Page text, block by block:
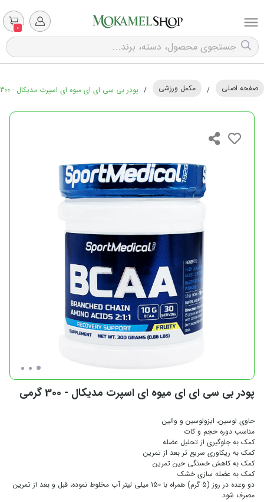
0
صفحه اصلی / مکمل ورزشی / پودر بی سی ای ای میوه ای اسپرت مدیکال - 300 گرمی
پودر بی سی ای ای میوه ای اسپرت مدیکال - 300 گرمی
حاوی لوسین، ایزولوسین و والین
مناسب دوره حجم و کات
کمک به جلوگیری از تحلیل عضله
کمک به ریکاوری سریع تر بعد از تمرین
کمک به کاهش خستگی حین تمرین
کمک به عضله سازی خشک
دو وعده در روز (5 گرم) همراه با 150 میلی لیتر آب مخلوط نموده، قبل و بعد از تمرین
مصرف شود.